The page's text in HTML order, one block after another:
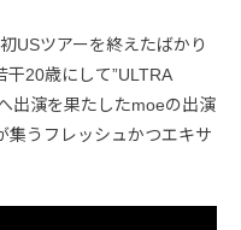
USツアーを終えたばかり
20歳にして”ULTRA
出演を果たしたmoeの出演
集うフレッシュかつエキサ